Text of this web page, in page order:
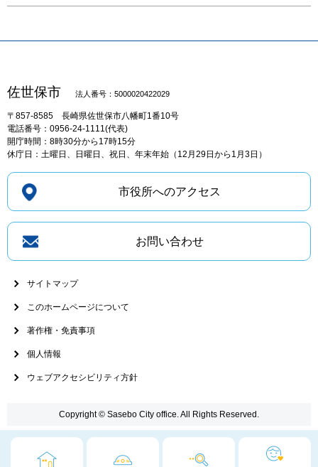
佐世保市 法人番号：5000020422029
〒857-8585 長崎県佐世保市八幡町1番10号
電話番号：0956-24-1111(代表)
開庁時間：8時30分から17時15分
休庁日：土曜日、日曜日、祝日、年末年始（12月29日から1月3日）
市役所へのアクセス
お問い合わせ
サイトマップ
このホームページについて
著作権・免責事項
個人情報
ウェブアクセシビリティ方針
Copyright © Sasebo City office. All Rights Reserved.